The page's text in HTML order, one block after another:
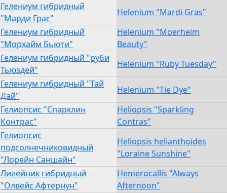
Гелениум гибридный
"Марди Грас"
Helenium "Mardi Gras"
Гелениум гибридный
"Морхайм Бьюти"
Helenium "Moerheim
Beauty"
Гелениум гибридный "руби
Тьюздей"
Helenium "Ruby Tuesday"
Гелениум гибридный "Тай
Дай"
Helenium "Tie Dye"
Гелиопсис "Спарклин
Контрас"
Heliopsis "Sparkling
Contras"
Гелиопсис
подсолнечниковидный
"Лорейн Саншайн"
Heliopsis helianthoides
"Loraine Sunshine"
Лилейник гибридный
"Олвейс Афтернун"
Hemerocallis "Always
Afternoon"